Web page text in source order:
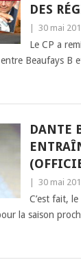
DES
30 mai
Le CP a
Beaufays B
DANTE
30 mai
C’est fait,
la saison